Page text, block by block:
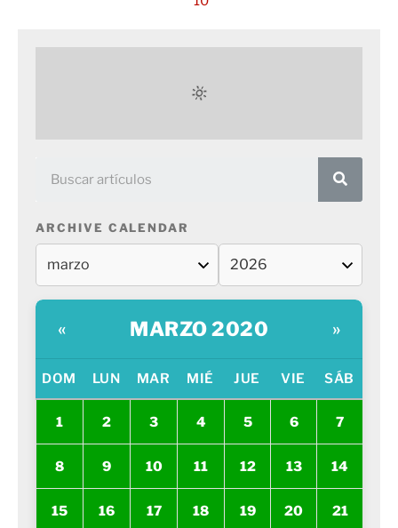
ARCHIVE CALENDAR
« MARZO 2020 »
DOM LUN MAR MIÉ JUE VIE SÁB
1 2 3 4 5 6 7
8 9 10 11 12 13 14
15 16 17 18 19 20 21